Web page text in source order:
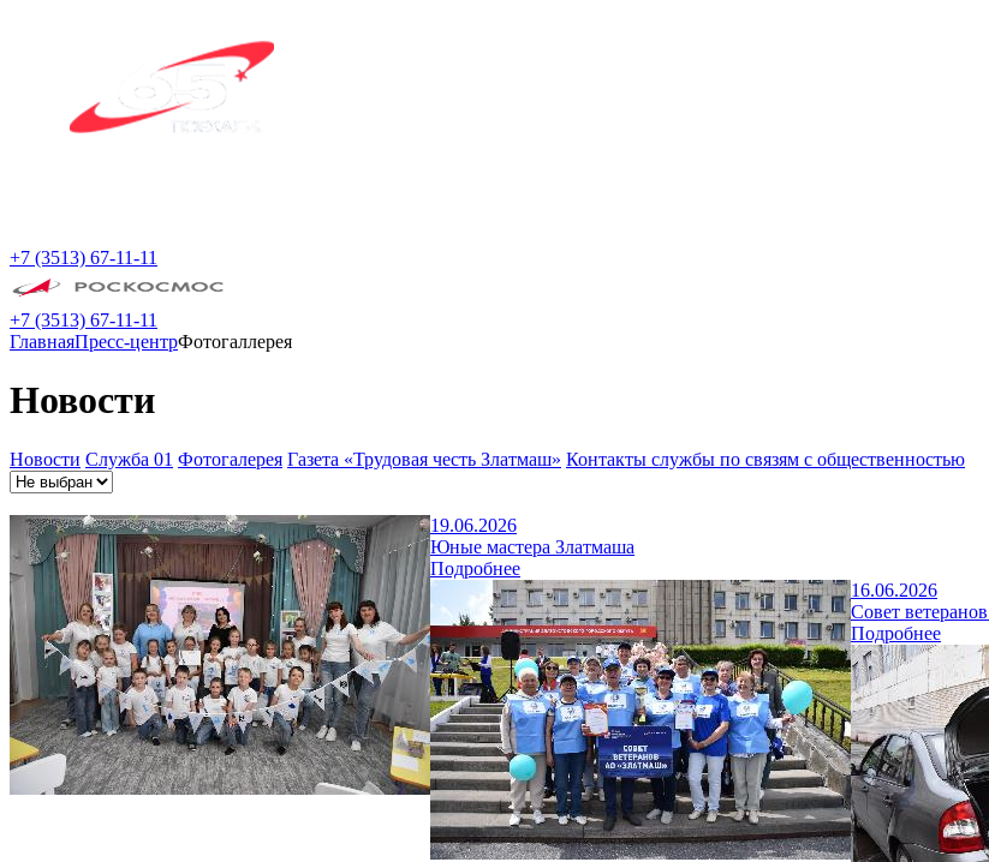
+7 (3513) 67-11-11
+7 (3513) 67-11-11
ГлавнаяПресс-центрФотогаллерея
Новости
Новости Служба 01 Фотогалерея Газета «Трудовая честь Златмаш» Контакты службы по связям с общественностью
19.06.2026
Юные мастера Златмаша
Подробнее
16.06.2026
Совет
Подробнее